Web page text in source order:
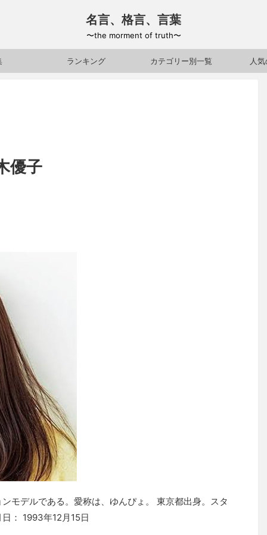
名言、格言、言葉
〜the morment of truth〜
ランキング カテゴリー別一覧 人
優子
モデルである。愛称は、ゆんぴょ。 東京都出身。スタ
： 1993年12月15日